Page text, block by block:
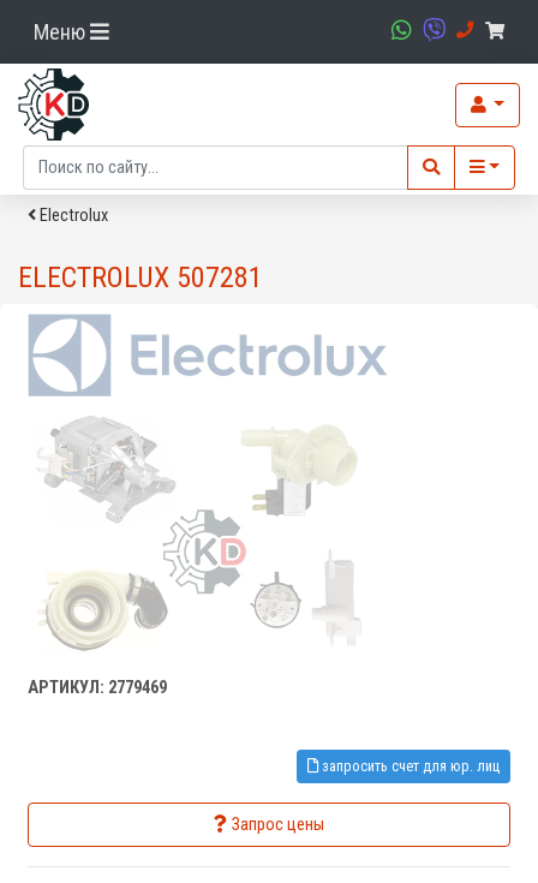
Меню
Electrolux
ELECTROLUX 507281
АРТИКУЛ: 2779469
запросить счет для юр. лиц
Запрос цены